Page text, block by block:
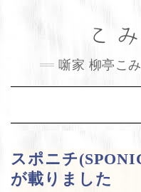
こ
噺家 柳亭こ
スポニチ
が載りました